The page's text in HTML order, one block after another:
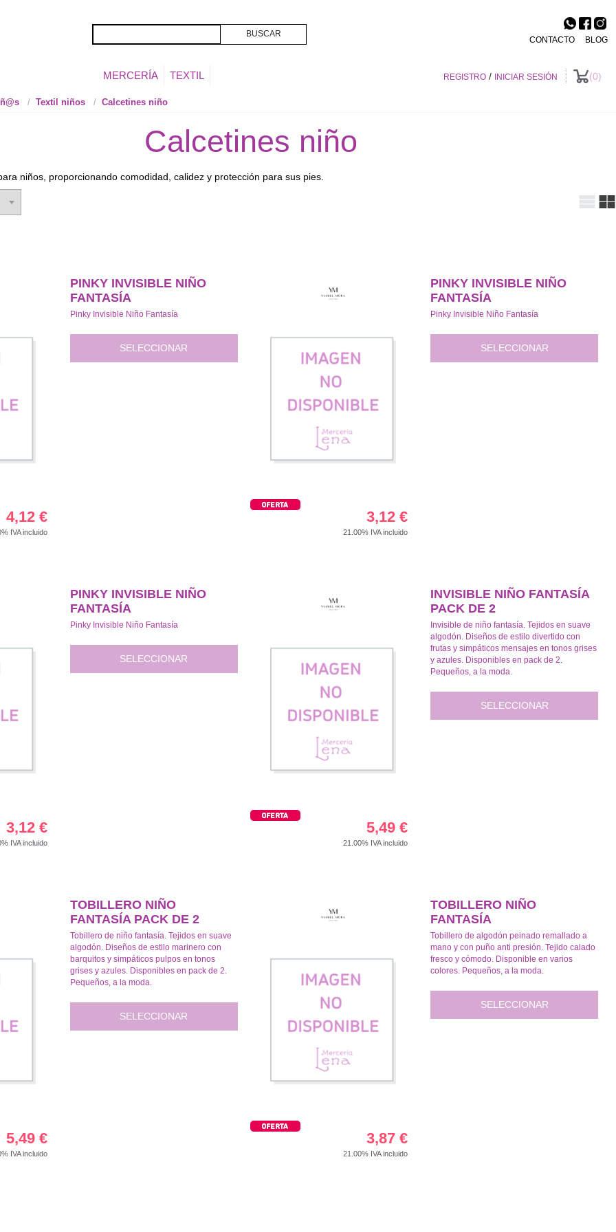
REGISTRO/ INICIAR SESIÓN 0
CONTACTO BLOG
MERCERÍA TEXTIL
Textil niños Calcetines niño
Calcetines niño
niños, proporcionando comodidad, calidez y protección para sus pies.
4,12 €
IVA incluido
PINKY INVISIBLE NIÑO
FANTASÍA
Pinky Invisible Niño Fantasía
SELECCIONAR
3,12 €
21.00% IVA incluido
PINKY INVISIBLE NIÑO
FANTASÍA
Pinky Invisible Niño Fantasía
SELECCIONAR
3,12 €
IVA incluido
PINKY INVISIBLE NIÑO
FANTASÍA
Pinky Invisible Niño Fantasía
SELECCIONAR
5,49 €
21.00% IVA incluido
INVISIBLE NIÑO FANTASÍA
PACK DE 2
Invisible de niño fantasía. Tejidos en suave
algodón. Diseños de estilo divertido con
frutas y simpáticos mensajes en tonos grises
y azules. Disponibles en pack de 2.
Pequeños, a la moda.
SELECCIONAR
5,49 €
IVA incluido
TOBILLERO NIÑO
FANTASÍA PACK DE 2
Tobillero de niño fantasía. Tejidos en suave
algodón. Diseños de estilo marinero con
barquitos y simpáticos pulpos en tonos
grises y azules. Disponibles en pack de 2.
Pequeños, a la moda.
SELECCIONAR
3,87 €
21.00% IVA incluido
TOBILLERO NIÑO
FANTASÍA
Tobillero de algodón peinado remallado a
mano y con puño anti presión. Tejido calado
fresco y cómodo. Disponible en varios
colores. Pequeños, a la moda.
SELECCIONAR